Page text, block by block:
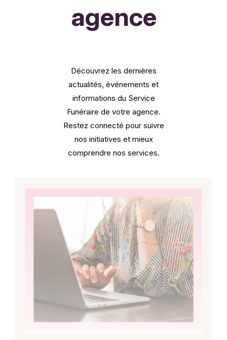
agence
Découvrez les dernières
actualités, événements et
informations du Service
Funéraire de votre agence.
Restez connecté pour suivre
nos initiatives et mieux
comprendre nos services.